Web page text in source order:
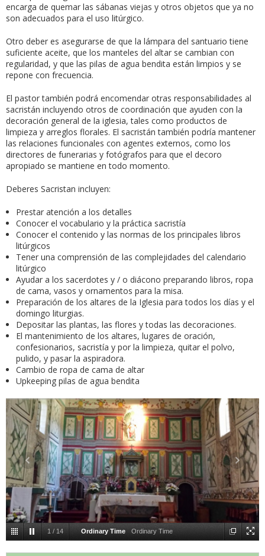
encarga de quemar las sábanas viejas y otros objetos que ya no
son adecuados para el uso litúrgico.
Otro deber es asegurarse de que la lámpara del santuario tiene
suficiente aceite, que los manteles del altar se cambian con
regularidad, y que las pilas de agua bendita están limpios y se
repone con frecuencia.
El pastor también podrá encomendar otras responsabilidades al
sacristán incluyendo otros de coordinación que ayuden con la
decoración general de la iglesia, tales como productos de
limpieza y arreglos florales. El sacristán también podría mantener
las relaciones funcionales con agentes externos, como los
directores de funerarias y fotógrafos para que el decoro
apropiado se mantiene en todo momento.
Deberes Sacristan incluyen:
Prestar atención a los detalles
Conocer el vocabulario y la práctica sacristía
Conocer el contenido y las normas de los principales libros
litúrgicos
Tener una comprensión de las complejidades del calendario
litúrgico
Ayudar a los sacerdotes y / o diácono preparando libros, ropa
de cama, vasos y ornamentos para la misa.
Preparación de los altares de la Iglesia para todos los días y el
domingo liturgias.
Depositar las plantas, las flores y todas las decoraciones.
El mantenimiento de los altares, lugares de oración,
confesionarios, sacristía y por la limpieza, quitar el polvo,
pulido, y pasar la aspiradora.
Cambio de ropa de cama de altar
Upkeeping pilas de agua bendita
1 / 14 Ordinary Time Ordinary Time